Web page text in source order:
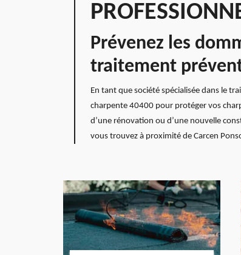
Prévenez les
traitement
En tant que société spécialisée dans le
charpente 40400 pour protéger vos
d’une rénovation ou d’une nouvelle
vous trouvez à proximité de Carcen